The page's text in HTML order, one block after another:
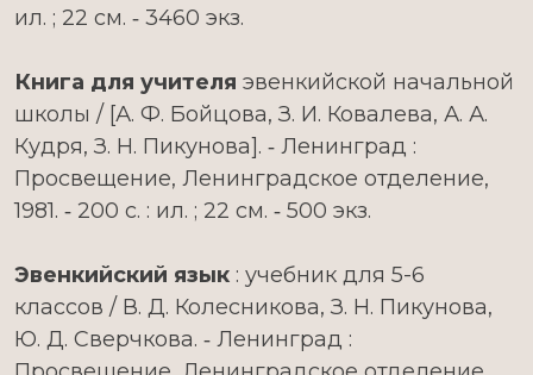
ил. ; 22 см. ‑ 3460 экз.
Книга для учителя эвенкийской начальной
школы / [А. Ф. Бойцова, З. И. Ковалева, А. А.
Кудря, З. Н. Пикунова]. ‑ Ленинград :
Просвещение, Ленинградское отделение,
1981. ‑ 200 с. : ил. ; 22 см. ‑ 500 экз.
Эвенкийский язык : учебник для 5-6
классов / В. Д. Колесникова, З. Н. Пикунова,
Ю. Д. Сверчкова. ‑ Ленинград :